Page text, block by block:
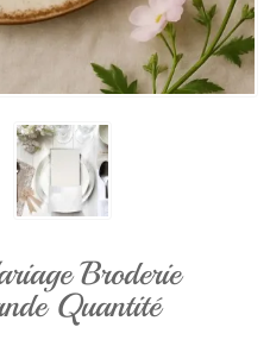
Broderie
Quantité